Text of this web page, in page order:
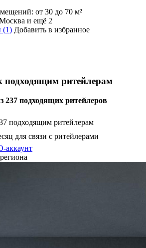
от 30 до 70 м²
и ещё 2
(1) Добавить в избранное
подходящим ритейлерам
237 подходящих ритейлеров
подходящим ритейлерам
для связи с ритейлерами
аккаунт